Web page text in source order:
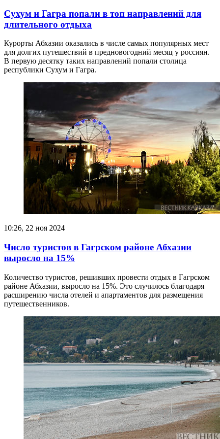
Сухум и Гагра попали в топ направлений для
длительного отдыха
Курорты Абхазии оказались в числе самых популярных мест
для долгих путешествий в предновогодний месяц у россиян.
В первую десятку таких направлений попали столица
республики Сухум и Гагра.
10:26, 22 ноя 2024
Число туристов в Гагрском районе Абхазии
выросло на 15%
Количество туристов, решивших провести отдых в Гагрском
районе Абхазии, выросло на 15%. Это случилось благодаря
расширению числа отелей и апартаментов для размещения
путешественников.